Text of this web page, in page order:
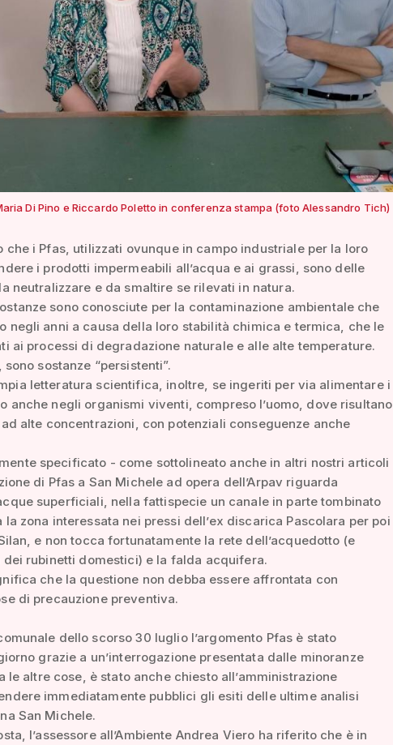
Di Pino e Riccardo Poletto in conferenza stampa (foto Alessandro Tich)
che i Pfas, utilizzati ovunque in campo industriale per la loro
i prodotti impermeabili all’acqua e ai grassi, sono delle
neutralizzare e da smaltire se rilevati in natura.
sono conosciute per la contaminazione ambientale che
negli anni a causa della loro stabilità chimica e termica, che le
ai processi di degradazione naturale e alle alte temperature.
sostanze “persistenti”.
letteratura scientifica, inoltre, se ingeriti per via alimentare i
anche negli organismi viventi, compreso l’uomo, dove risultano
alte concentrazioni, con potenziali conseguenze anche
specificato - come sottolineato anche in altri nostri articoli
di Pfas a San Michele ad opera dell’Arpav riguarda
superficiali, nella fattispecie un canale in parte tombinato
la zona interessata nei pressi dell’ex discarica Pascolara per poi
e non tocca fortunatamente la rete dell’acquedotto (e
dei rubinetti domestici) e la falda acquifera.
che la questione non debba essere affrontata con
di precauzione preventiva.
dello scorso 30 luglio l’argomento Pfas è stato
grazie a un’interrogazione presentata dalle minoranze
le altre cose, è stato anche chiesto all’amministrazione
immediatamente pubblici gli esiti delle ultime analisi
San Michele.
l’assessore all’Ambiente Andrea Viero ha riferito che è in